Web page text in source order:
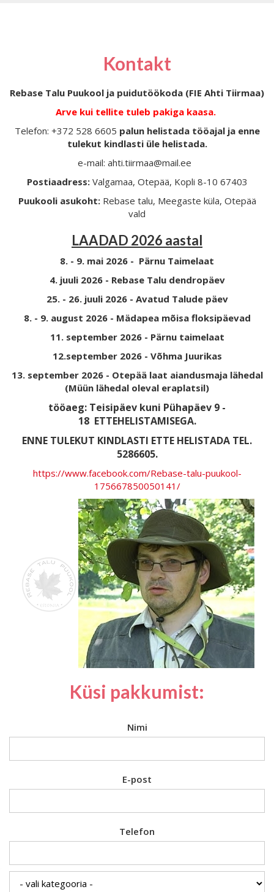
Kontakt
Rebase Talu Puukool ja puidutöökoda (FIE Ahti Tiirmaa)
Arve kui tellite tuleb pakiga kaasa.
Telefon: +372 528 6605 palun helistada tööajal ja enne
tulekut kindlasti üle helistada.
e-mail: ahti.tiirmaa@mail.ee
Postiaadress: Valgamaa, Otepää, Kopli 8-10 67403
Puukooli asukoht: Rebase talu, Meegaste küla, Otepää
vald
LAADAD 2026 aastal
8. - 9. mai 2026 - Pärnu Taimelaat
4. juuli 2026 - Rebase Talu dendropäev
25. - 26. juuli 2026 - Avatud Talude päev
8. - 9. august 2026 - Mädapea mõisa floksipäevad
11. september 2026 - Pärnu taimelaat
12.september 2026 - Võhma Juurikas
13. september 2026 - Otepää laat aiandusmaja lähedal
(Müün lähedal oleval eraplatsil)
tööaeg: Teisipäev kuni Pühapäev 9 -
18 ETTEHELISTAMISEGA.
ENNE TULEKUT KINDLASTI ETTE HELISTADA TEL.
5286605.
https://www.facebook.com/Rebase-talu-puukool-
175667850050141/
Küsi pakkumist:
Nimi
E-post
Telefon